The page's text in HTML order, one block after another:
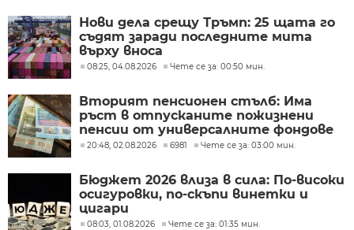
Нови дела срещу Тръмп: 25 щата го
съдят заради последните мита
върху вноса
08:25, 04.08.2026 Чете се за: 00:50 мин.
Вторият пенсионен стълб: Има
ръст в отпусканите пожизнени
пенсии от универсалните фондове
20:48, 02.08.2026 6981 Чете се за: 03:00 мин.
Бюджет 2026 влиза в сила: По-високи
осигуровки, по-скъпи винетки и
цигари
08:03, 01.08.2026 Чете се за: 01:35 мин.